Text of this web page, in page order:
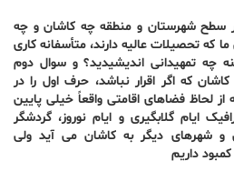
سطح شهرستان و منطقه چه کاشان و چه
ما که تحصیلات عالیه دارند، متأسفانه کاری
چه تمهیدانی اندیشیدید؟ و سوال دوم
که اگر اقرار نباشد، حرف اول را در
لحاظ فضاهای اقامتی واقعاً خیلی پایین
ایام گلابگیری و ایام نوروز، گردشگر
و شهرهای دیگر به کاشان می آید ولی
داریم